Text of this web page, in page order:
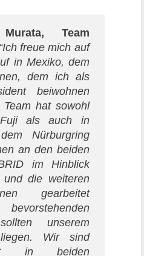
Team
“Ich freue mich auf
in Mexiko, dem
dem ich als
beiwohnen
Team hat sowohl
Fuji als auch in
Nürburgring
an den beiden
im Hinblick
die weiteren
gearbeitet
unserem
Wir sind
in beiden